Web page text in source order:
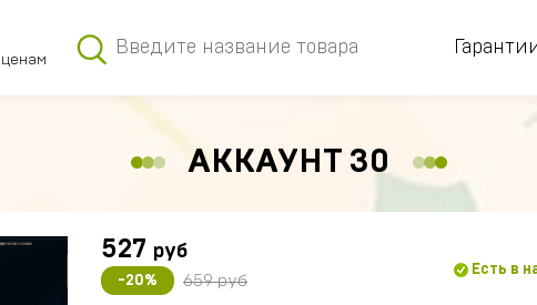
АККАУНТ 30
527 руб
-20% 659 руб
Есть в